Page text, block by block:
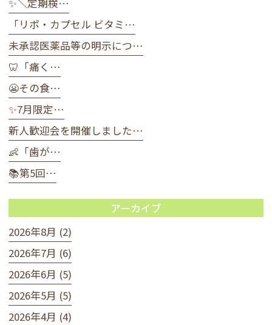
✨＼定期検…
「リポ・カプセル ビタミ…
未承認医薬品等の明示につ…
🦷「痛く…
😬その食…
✨7月限定…
新人歓迎会を開催しました…
👶「歯が…
📚第5回…
アーカイブ
2026年8月 (2)
2026年7月 (6)
2026年6月 (5)
2026年5月 (5)
2026年4月 (4)